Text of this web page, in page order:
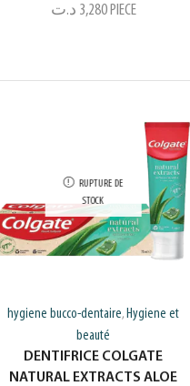
3,280 د.ت PIECE
RUPTURE DE
STOCK
hygiene bucco-dentaire,Hygiene et
beauté
DENTIFRICE COLGATE
NATURAL EXTRACTS ALOE